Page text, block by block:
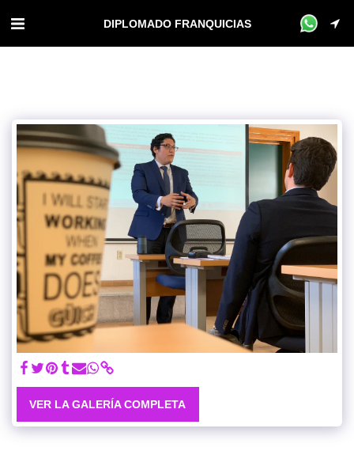
DIPLOMADO FRANQUICIAS
VER LA GALERÍA COMPLETA